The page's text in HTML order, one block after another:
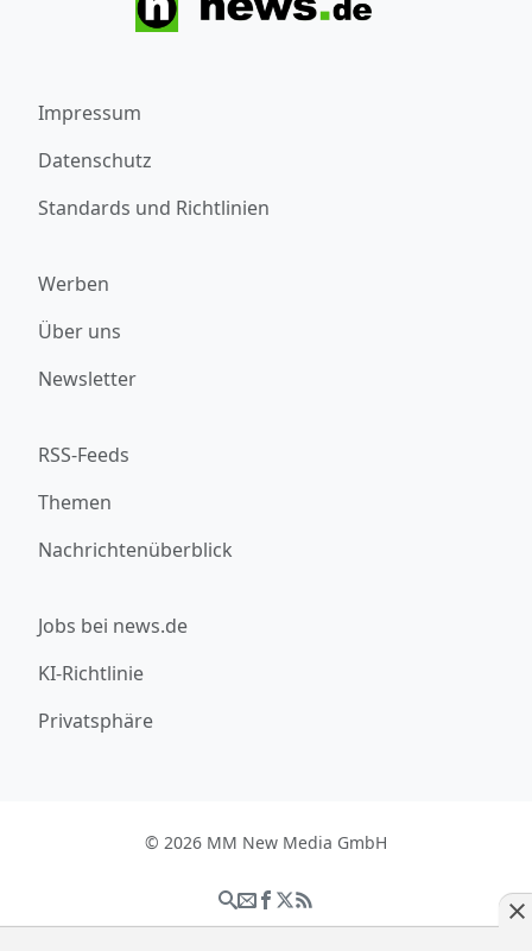
Impressum
Datenschutz
Standards und Richtlinien
Werben
Über uns
Newsletter
RSS-Feeds
Themen
Nachrichtenüberblick
Jobs bei news.de
KI-Richtlinie
Privatsphäre
© 2026 MM New Media GmbH